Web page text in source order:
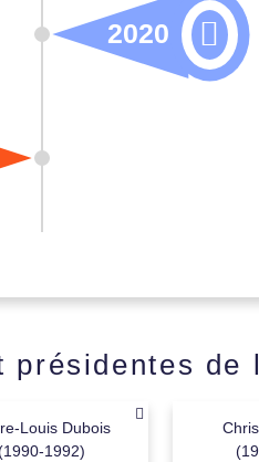
2020
de
Louis Dubois
1992)